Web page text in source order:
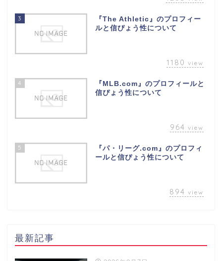
3
『The Athletic』のプロフィー
ルと信ぴょう性について
1180 view
4
『MLB.com』のプロフィールと
信ぴょう性について
964 view
5
『パ・リーグ.com』のプロフィ
ールと信ぴょう性について
894 view
最新記事